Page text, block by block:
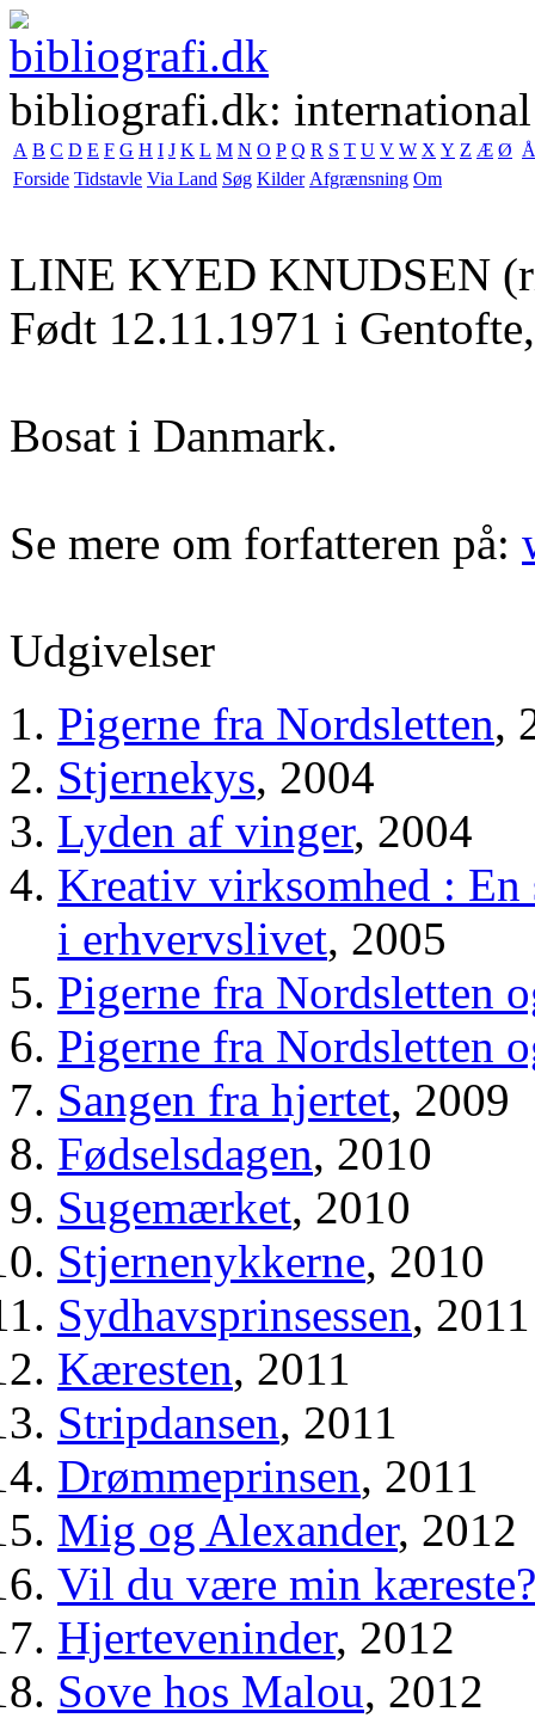
bibliografi.dk:
A B C D E F G H I J K L M N O P Q R S T U V W X Y Z Æ Ø Å
Forside Tidstavle Via Land Søg Kilder Afgrænsning Om
LINE KYED KNUDSEN
Født 12.11.1971 i
Bosat i Danmark.
Se mere om forfatteren på:
Udgivelser
Pigerne fra Nordsletten,
Stjernekys, 2004
Lyden af vinger, 2004
Kreativ virksomhed : En
i erhvervslivet, 2005
Pigerne fra Nordsletten
Pigerne fra Nordsletten
Sangen fra hjertet, 2009
Fødselsdagen, 2010
Sugemærket, 2010
Stjernenykkerne, 2010
Sydhavsprinsessen, 2011
Kæresten, 2011
Stripdansen, 2011
Drømmeprinsen, 2011
Mig og Alexander, 2012
Vil du være min kæreste?
Hjerteveninder, 2012
Sove hos Malou, 2012